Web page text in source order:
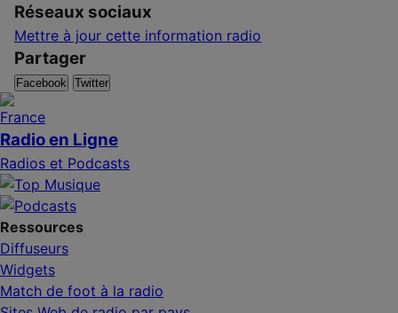
Réseaux sociaux
Mettre à jour cette information radio
Partager
Facebook Twitter
Radio en Ligne
Radios et Podcasts
Ressources
Diffuseurs
Widgets
Match de foot à la radio